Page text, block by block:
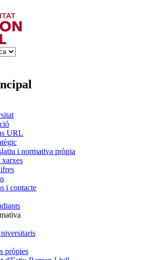
URL
i normativa pròpia
i contacte
pròpies